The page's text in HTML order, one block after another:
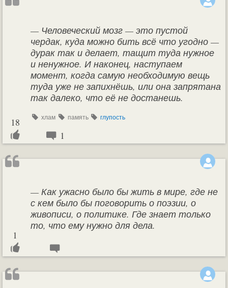
— Человеческий мозг — это пустой
чердак, куда можно бить всё что угодно —
дурак так и делает, тащит туда нужное
и ненужное. И наконец, наступаем
момент, когда самую необходимую вещь
туда уже не запихнёшь, или она запрятана
так далеко, что её не достанешь.
хлам память глупость
18
1
— Как ужасно было бы жить в мире, где не
с кем было бы поговорить о поэзии, о
живописи, о политике. Где знает только
то, что ему нужно для дела.
1